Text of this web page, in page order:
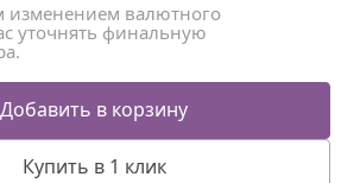
изменением валютного
уточнять финальную
Добавить в корзину
Купить в 1 клик